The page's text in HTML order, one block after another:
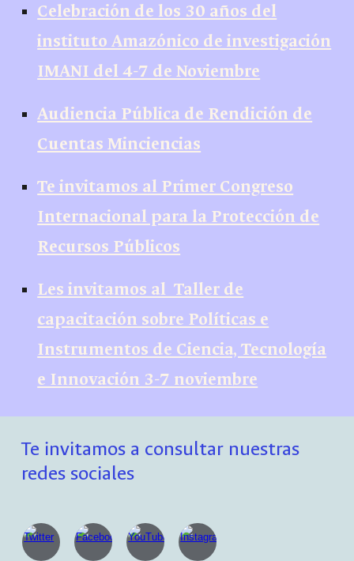
Celebración de los 30 años del
instituto Amazónico de investigación
IMANI del 4-7 de Noviembre
Audiencia Pública de Rendición de
Cuentas Minciencias
Te invitamos al Primer Congreso
Internacional para la Protección de
Recursos Públicos
Les invitamos al Taller de
capacitación sobre Políticas e
Instrumentos de Ciencia, Tecnología
e Innovación 3-7 noviembre
Te invitamos a consultar nuestras
redes sociales